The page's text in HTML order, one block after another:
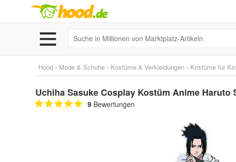
Hood › Mode & Schuhe › Kostüme & Verkleidungen › Kostüme für
Uchiha Sasuke Cosplay Kostüm Anime
9 Bewertungen